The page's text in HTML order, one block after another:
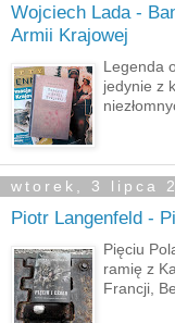
Wojciech Lada -
Armii Krajowej
Legenda
jedynie z
wtorek, 3 lipca
Piotr Langenfeld -
Pięciu
ramię z
Francji,